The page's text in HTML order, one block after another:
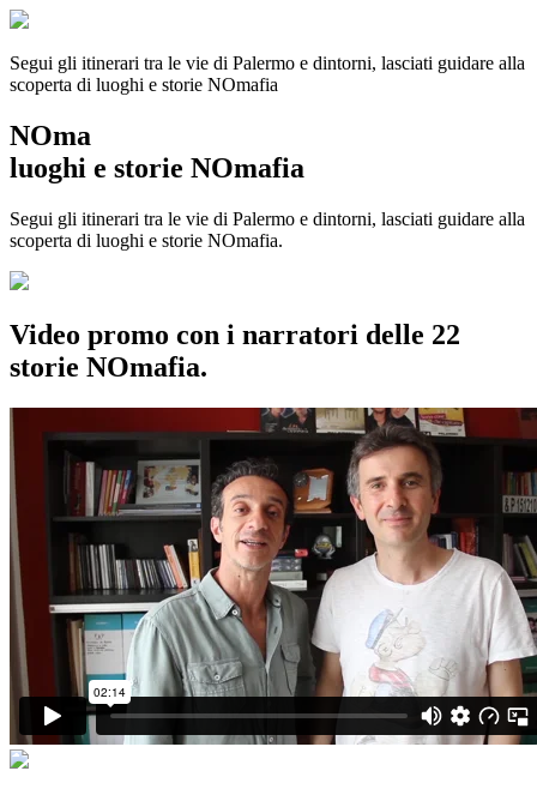
Segui gli itinerari tra le vie di Palermo e dintorni, lasciati guidare alla
scoperta di luoghi e storie NOmafia
NOma
luoghi e storie NOmafia
Segui gli itinerari tra le vie di Palermo e dintorni, lasciati guidare alla
scoperta di luoghi e storie NOmafia.
Video promo con i narratori delle 22
storie NOmafia.